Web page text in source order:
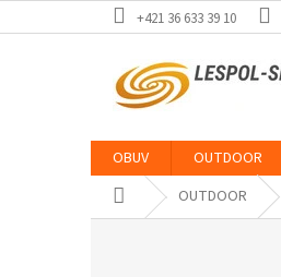
na
+421 36 633 39 10
OBUV OUTDOOR
Domov OUTDOOR